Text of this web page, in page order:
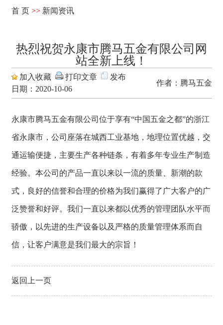
首 页 >>新闻资讯
热烈祝贺永康市腾马五金有限公司网
站全新上线！
加入收藏 打印文章
发布
日期：2020-10-06
作者：腾马五金
永康市腾马五金有限公司位于享有“中国五金之都”的浙江
省永康市，公司座落在城西工业基地，地理位置优越，交
通运输便捷，主要生产各种链条，有着多年专业生产制造
经验。本公司的产品一直以来以一流的质量、新潮的款
式，良好的信誉和合理的价格为我们赢得了广大客户的广
泛赞誉和好评。我们一直以来都以优秀的管理团队水平而
骄傲，以先进的生产设备以及严格的质量管理体系而自
信，让客户满意是我们最大的宗旨！
返回上一页